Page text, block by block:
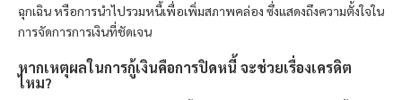
ฉุกเฉิน หรือการนำไปรวมหนี้เพื่อเพิ่มสภาพคล่อง ซึ่งแสดงถึงความตั้งใจใน
การจัดการการเงินที่ชัดเจน
หากเหตุผลในการกู้เงินคือการปิดหนี้ จะช่วยเรื่องเครดิต
ไหม?